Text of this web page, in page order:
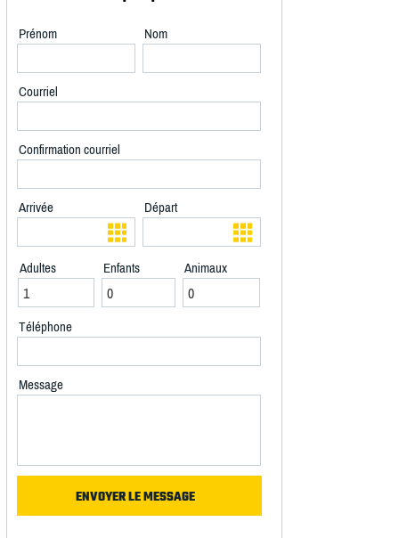
Prénom Nom
Courriel
Confirmation courriel
Arrivée Départ
Adultes Enfants Animaux
Téléphone
Message